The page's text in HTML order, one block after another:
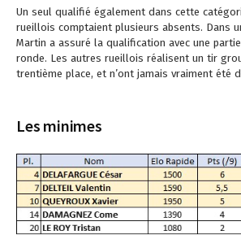
Un seul qualifié également dans cette
rueillois comptaient plusieurs absents. Dans
Martin a assuré la qualification avec une
ronde. Les autres rueillois réalisent un tir
trentième place, et n’ont jamais vraiment été
Les minimes